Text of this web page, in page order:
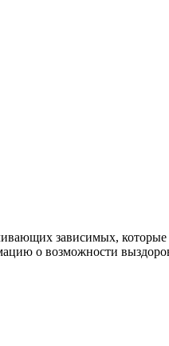
зависимых, которые
о возможности